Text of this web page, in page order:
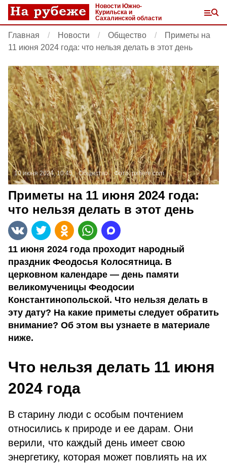
Новости Южно-
Курильска и
Сахалинской области
Главная Новости Общество
Приметы на
11 июня 2024 года: что нельзя делать в этот день
10 июня 2024, 10:45 Общество Фото:pxhere.com
Приметы на 11 июня 2024 года:
что нельзя делать в этот день
11 июня 2024 года проходит народный
праздник Феодосья Колосятница. В
церковном календаре — день памяти
великомученицы Феодосии
Константинопольской. Что нельзя делать в
эту дату? На какие приметы следует обратить
внимание? Об этом вы узнаете в материале
ниже.
Что нельзя делать 11 июня
2024 года
В старину люди с особым почтением
относились к природе и ее дарам. Они
верили, что каждый день имеет свою
энергетику, которая может повлиять на их